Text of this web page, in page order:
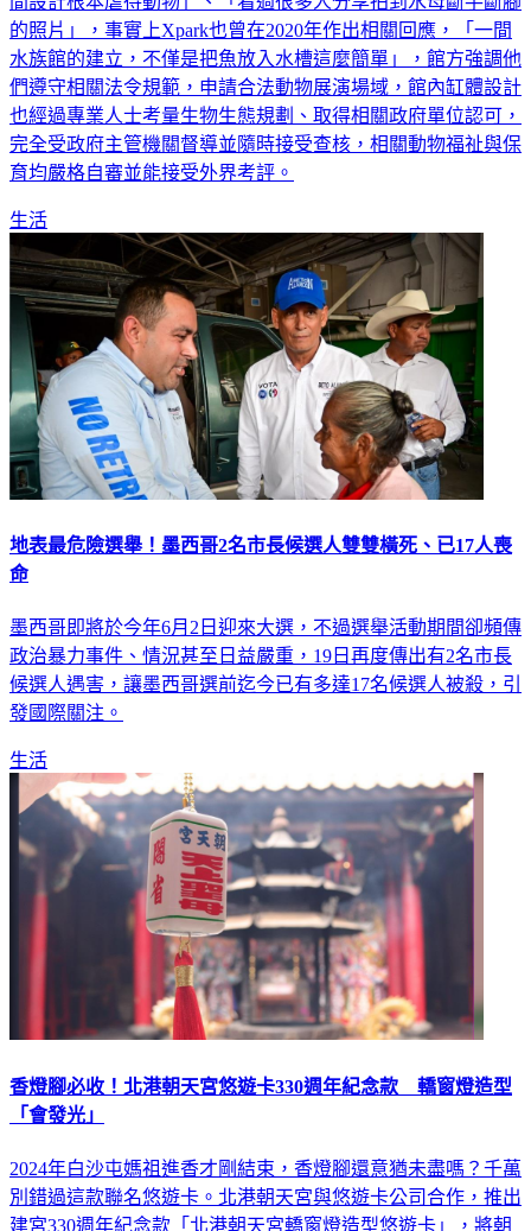
的照片」，事實上Xpark也曾在2020年作出相關回應，「一間
水族館的建立，不僅是把魚放入水槽這麼簡單」，館方強調他
們遵守相關法令規範，申請合法動物展演場域，館內缸體設計
也經過專業人士考量生物生態規劃、取得相關政府單位認可，
完全受政府主管機關督導並隨時接受查核，相關動物福祉與保
育均嚴格自審並能接受外界考評。
生活
地表最危險選舉！墨西哥2名市長候選人雙雙橫死、已17人喪
命
墨西哥即將於今年6月2日迎來大選，不過選舉活動期間卻頻傳
政治暴力事件、情況甚至日益嚴重，19日再度傳出有2名市長
候選人遇害，讓墨西哥選前迄今已有多達17名候選人被殺，引
發國際關注。
生活
香燈腳必收！北港朝天宮悠遊卡330週年紀念款 轎窗燈造型
「會發光」
2024年白沙屯媽祖進香才剛結束，香燈腳還意猶未盡嗎？千萬
別錯過這款聯名悠遊卡。北港朝天宮與悠遊卡公司合作，推出
建宮330週年紀念款「北港朝天宮轎窗燈造型悠遊卡」，將朝